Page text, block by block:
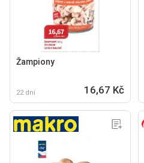
Žampiony
22 dní 16,67 Kč